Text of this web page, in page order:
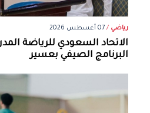
رياضي /07 أغسطس 2026
الاتحاد السعودي للرياضة
البرنامج الصيفي بعسير